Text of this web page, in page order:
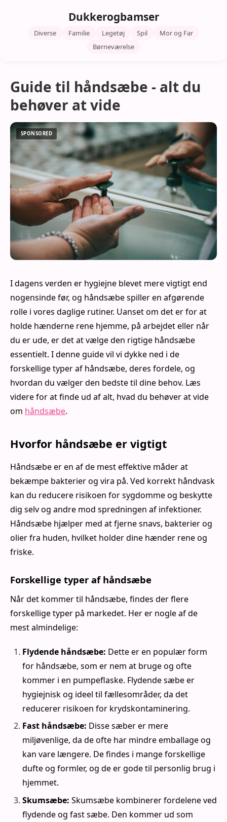
Dukkerogbamser
Diverse Familie Legetøj Spil
Mor og Far
Børneværelse
Guide til håndsæbe - alt du
behøver at vide
I dagens verden er hygiejne blevet mere vigtigt end
nogensinde før, og håndsæbe spiller en afgørende
rolle i vores daglige rutiner. Uanset om det er for at
holde hænderne rene hjemme, på arbejdet eller når
du er ude, er det at vælge den rigtige håndsæbe
essentielt. I denne guide vil vi dykke ned i de
forskellige typer af håndsæbe, deres fordele, og
hvordan du vælger den bedste til dine behov. Læs
videre for at finde ud af alt, hvad du behøver at vide
om håndsæbe.
Hvorfor håndsæbe er vigtigt
Håndsæbe er en af de mest effektive måder at
bekæmpe bakterier og vira på. Ved korrekt håndvask
kan du reducere risikoen for sygdomme og beskytte
dig selv og andre mod spredningen af infektioner.
Håndsæbe hjælper med at fjerne snavs, bakterier og
olier fra huden, hvilket holder dine hænder rene og
friske.
Forskellige typer af håndsæbe
Når det kommer til håndsæbe, findes der flere
forskellige typer på markedet. Her er nogle af de
mest almindelige:
Flydende håndsæbe: Dette er en populær form
for håndsæbe, som er nem at bruge og ofte
kommer i en pumpeflaske. Flydende sæbe er
hygiejnisk og ideel til fællesområder, da det
reducerer risikoen for krydskontaminering.
Fast håndsæbe: Disse sæber er mere
miljøvenlige, da de ofte har mindre emballage og
kan vare længere. De findes i mange forskellige
dufte og formler, og de er gode til personlig brug i
hjemmet.
Skumsæbe: Skumsæbe kombinerer fordelene ved
flydende og fast sæbe. Den kommer ud som